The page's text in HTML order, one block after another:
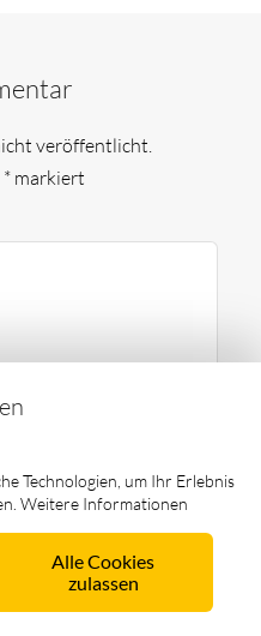
veröffentlicht.
* markiert
Technologien, um Ihr Erlebnis
Weitere Informationen
Alle Cookies
zulassen